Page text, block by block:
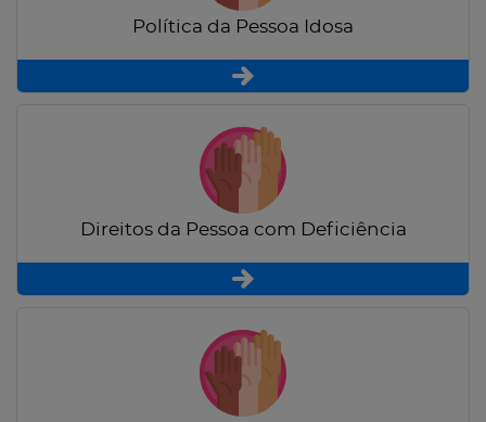
Política da Pessoa Idosa
Direitos da Pessoa com Deficiência